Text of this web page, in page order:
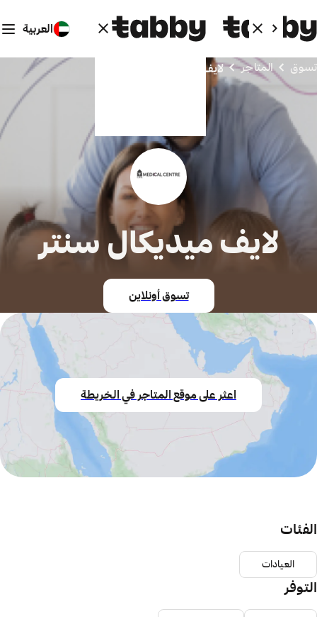
العربية
تسوق المتاجر لايف ميديكال سنتر
لايف ميديكال سنتر
تسوق أونلاين
اعثر على موقع المتاجر في الخريطة
الفئات
العيادات
التوفر